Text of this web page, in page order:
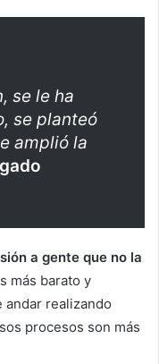
se le ha
se planteó
amplió la
a gente que no la
más barato y
realizando
procesos son más